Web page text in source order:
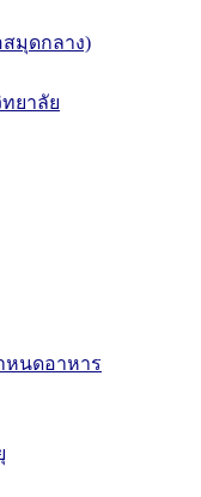
มุดกลาง)
ยาลัย
หนดอาหาร